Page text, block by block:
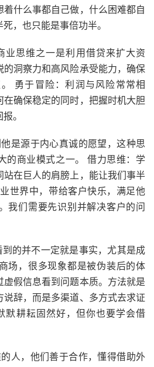
什么事都自己做，什么困难都自
，也只能是事倍功半。
业思维之一是利用借贷来扩大资
的洞察力和高风险承受能力，确保
勇于冒险：利润与风险常常相
确保稳定的同时，把握时机大胆
。
是源于内心真诚的愿望，这种思
的商业模式之一。 借力思维：学
站在巨人的肩膀上，能让我们事半
世界中，带给客户快乐，满足他
我们需要先识别并解决客户的问
的并不一定就是事实，尤其是成
场，很多现象都是被伪装后的体
假信息看到问题本质。方法就是
说辞，而是多渠道、多方式去求证
默耕耘固然好，但你也要学会借
人，他们善于合作，懂得借助外